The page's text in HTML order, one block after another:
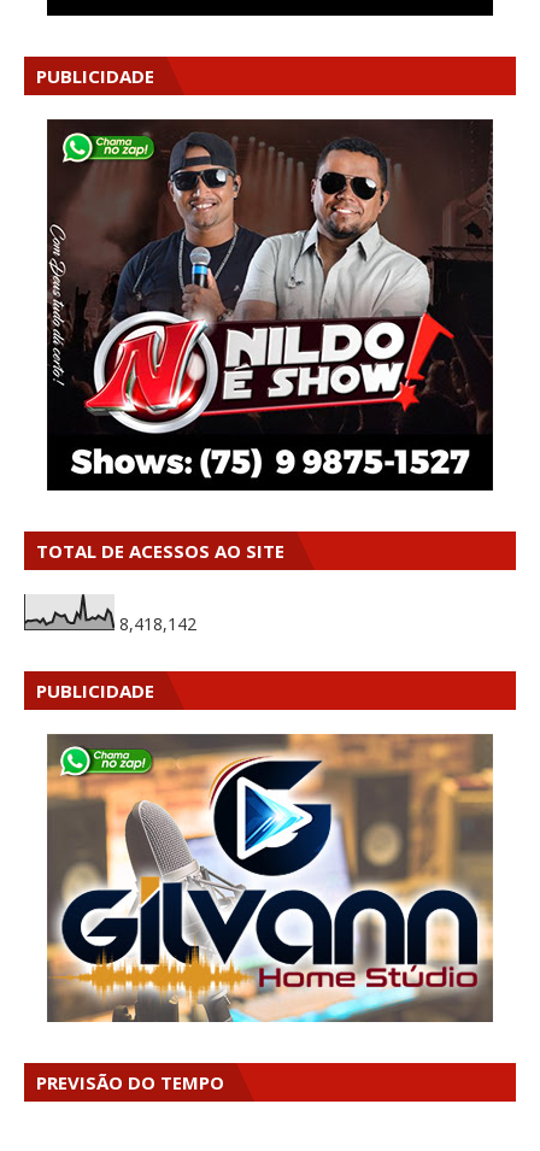
PUBLICIDADE
TOTAL DE ACESSOS AO SITE
8,418,142
PUBLICIDADE
PREVISÃO DO TEMPO